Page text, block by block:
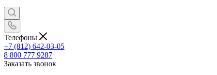
Телефоны
+7 (812) 642-03-05
8 800 777 9287
Заказать звонок